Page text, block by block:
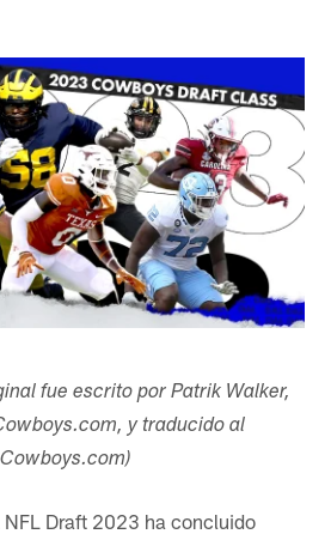
fue escrito por Patrik Walker,
y traducido al
NFL Draft 2023 ha concluido